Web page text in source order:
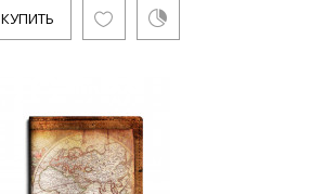
КУПИТЬ